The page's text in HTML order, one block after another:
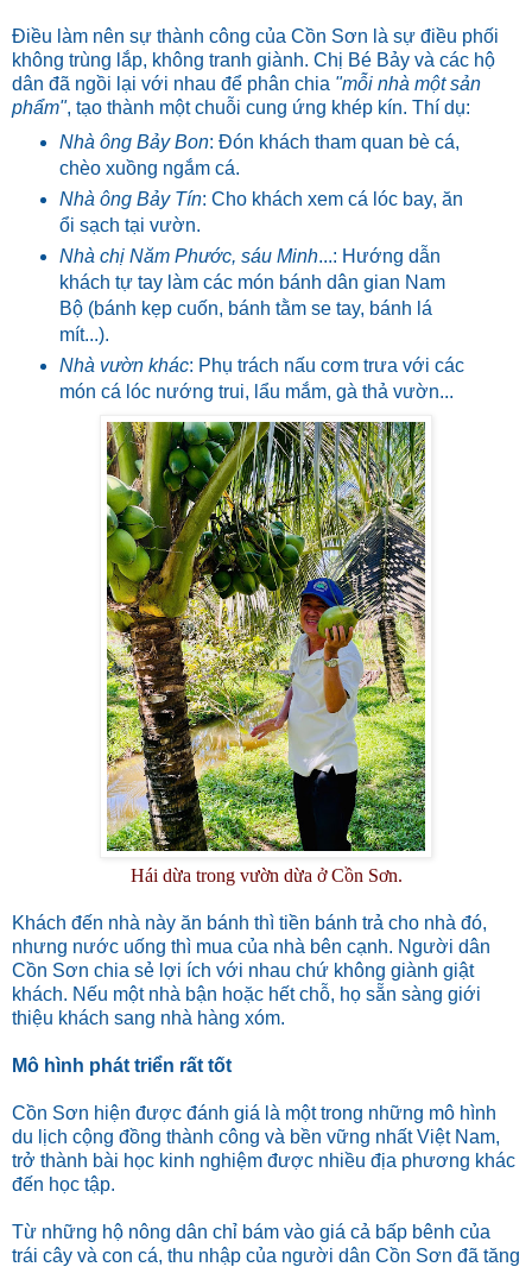
Điều làm nên sự thành công của Cồn Sơn là sự điều phối
không trùng lắp, không tranh giành. Chị Bé Bảy và các hộ
dân đã ngồi lại với nhau để phân chia "mỗi nhà một sản
phẩm", tạo thành một chuỗi cung ứng khép kín. Thí dụ:
Nhà ông Bảy Bon: Đón khách tham quan bè cá,
chèo xuồng ngắm cá.
Nhà ông Bảy Tín: Cho khách xem cá lóc bay, ăn
ổi sạch tại vườn.
Nhà chị Năm Phước, sáu Minh...: Hướng dẫn
khách tự tay làm các món bánh dân gian Nam
Bộ (bánh kẹp cuốn, bánh tằm se tay, bánh lá
mít...).
Nhà vườn khác: Phụ trách nấu cơm trưa với các
món cá lóc nướng trui, lẩu mắm, gà thả vườn...
Hái dừa trong vườn dừa ở Cồn Sơn.
Khách đến nhà này ăn bánh thì tiền bánh trả cho nhà đó,
nhưng nước uống thì mua của nhà bên cạnh. Người dân
Cồn Sơn chia sẻ lợi ích với nhau chứ không giành giật
khách. Nếu một nhà bận hoặc hết chỗ, họ sẵn sàng giới
thiệu khách sang nhà hàng xóm.
Mô hình phát triển rất tốt
Cồn Sơn hiện được đánh giá là một trong những mô hình
du lịch cộng đồng thành công và bền vững nhất Việt Nam,
trở thành bài học kinh nghiệm được nhiều địa phương khác
đến học tập.
Từ những hộ nông dân chỉ bám vào giá cả bấp bênh của
trái cây và con cá, thu nhập của người dân Cồn Sơn đã tăng